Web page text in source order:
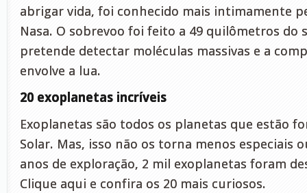
abrigar vida, foi conhecido mais intimamente
Nasa. O sobrevoo foi feito a 49 quilômetros do
pretende detectar moléculas massivas e a
envolve a lua.
20 exoplanetas incríveis
Exoplanetas são todos os planetas que estão
Solar. Mas, isso não os torna menos especiais
anos de exploração, 2 mil exoplanetas foram
Clique aqui e confira os 20 mais curiosos.